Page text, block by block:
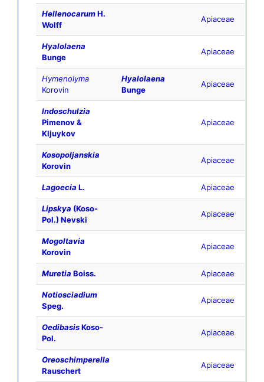
HellenocarumH.
Wolff
Apiaceae
Hyalolaena
Bunge
Apiaceae
Hymenolyma
Korovin
Hyalolaena
Bunge
Apiaceae
Indoschulzia
Pimenov &
Kljuykov
Apiaceae
Kosopoljanskia
Korovin
Apiaceae
Lagoecia L. Apiaceae
Lipskya (Koso-
Pol.) Nevski
Apiaceae
Mogoltavia
Korovin
Apiaceae
Muretia Boiss. Apiaceae
Notiosciadium
Speg.
Apiaceae
OedibasisKoso-
Pol.
Apiaceae
Oreoschimperella
Rauschert
Apiaceae